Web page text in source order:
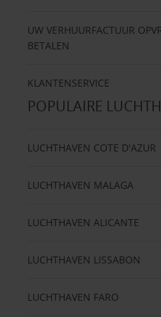
UW VERHUURFACTUUR
BETALEN
KLANTENSERVICE
POPULAIRE
LUCHTHAVEN COTE D'AZUR
LUCHTHAVEN MALAGA
LUCHTHAVEN ALICANTE
LUCHTHAVEN LISSABON
LUCHTHAVEN FARO